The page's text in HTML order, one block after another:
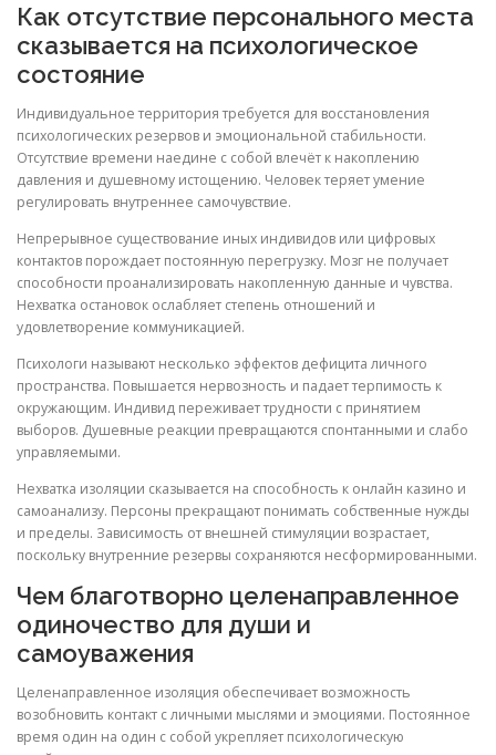
Как отсутствие персонального места
сказывается на психологическое
состояние
Индивидуальное территория требуется для восстановления
психологических резервов и эмоциональной стабильности.
Отсутствие времени наедине с собой влечёт к накоплению
давления и душевному истощению. Человек теряет умение
регулировать внутреннее самочувствие.
Непрерывное существование иных индивидов или цифровых
контактов порождает постоянную перегрузку. Мозг не получает
способности проанализировать накопленную данные и чувства.
Нехватка остановок ослабляет степень отношений и
удовлетворение коммуникацией.
Психологи называют несколько эффектов дефицита личного
пространства. Повышается нервозность и падает терпимость к
окружающим. Индивид переживает трудности с принятием
выборов. Душевные реакции превращаются спонтанными и слабо
управляемыми.
Нехватка изоляции сказывается на способность к онлайн казино и
самоанализу. Персоны прекращают понимать собственные нужды
и пределы. Зависимость от внешней стимуляции возрастает,
поскольку внутренние резервы сохраняются несформированными.
Чем благотворно целенаправленное
одиночество для души и
самоуважения
Целенаправленное изоляция обеспечивает возможность
возобновить контакт с личными мыслями и эмоциями. Постоянное
время один на один с собой укрепляет психологическую